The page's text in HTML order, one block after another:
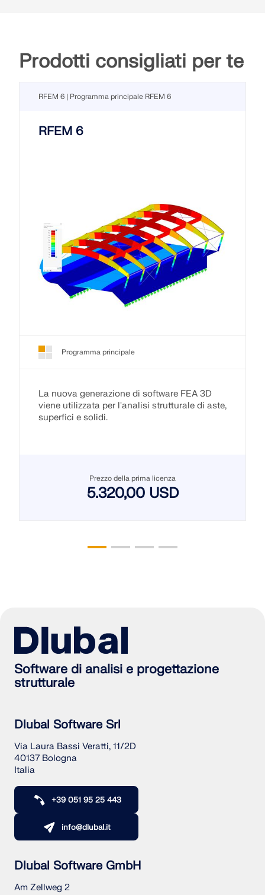
Prodotti consigliati per te
RFEM 6 | Programma principale RFEM 6
RFEM 6
Programma principale
La nuova generazione di software FEA 3D
viene utilizzata per l'analisi strutturale di aste,
superfici e solidi.
Prezzo della prima licenza
5.320,00 USD
Software di analisi e progettazione
strutturale
Dlubal Software Srl
Via Laura Bassi Veratti, 11/2D
40137 Bologna
Italia
+39 051 95 25 443
info@dlubal.it
Dlubal Software GmbH
Am Zellweg 2